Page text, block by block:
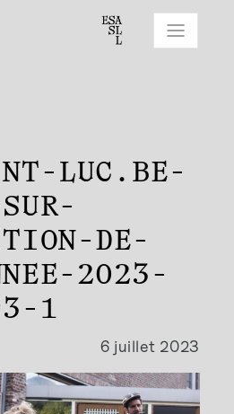
LUC.BE-
DE-
2023-
1
6 juillet 2023